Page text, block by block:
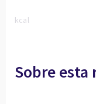
kcal
Sobre esta